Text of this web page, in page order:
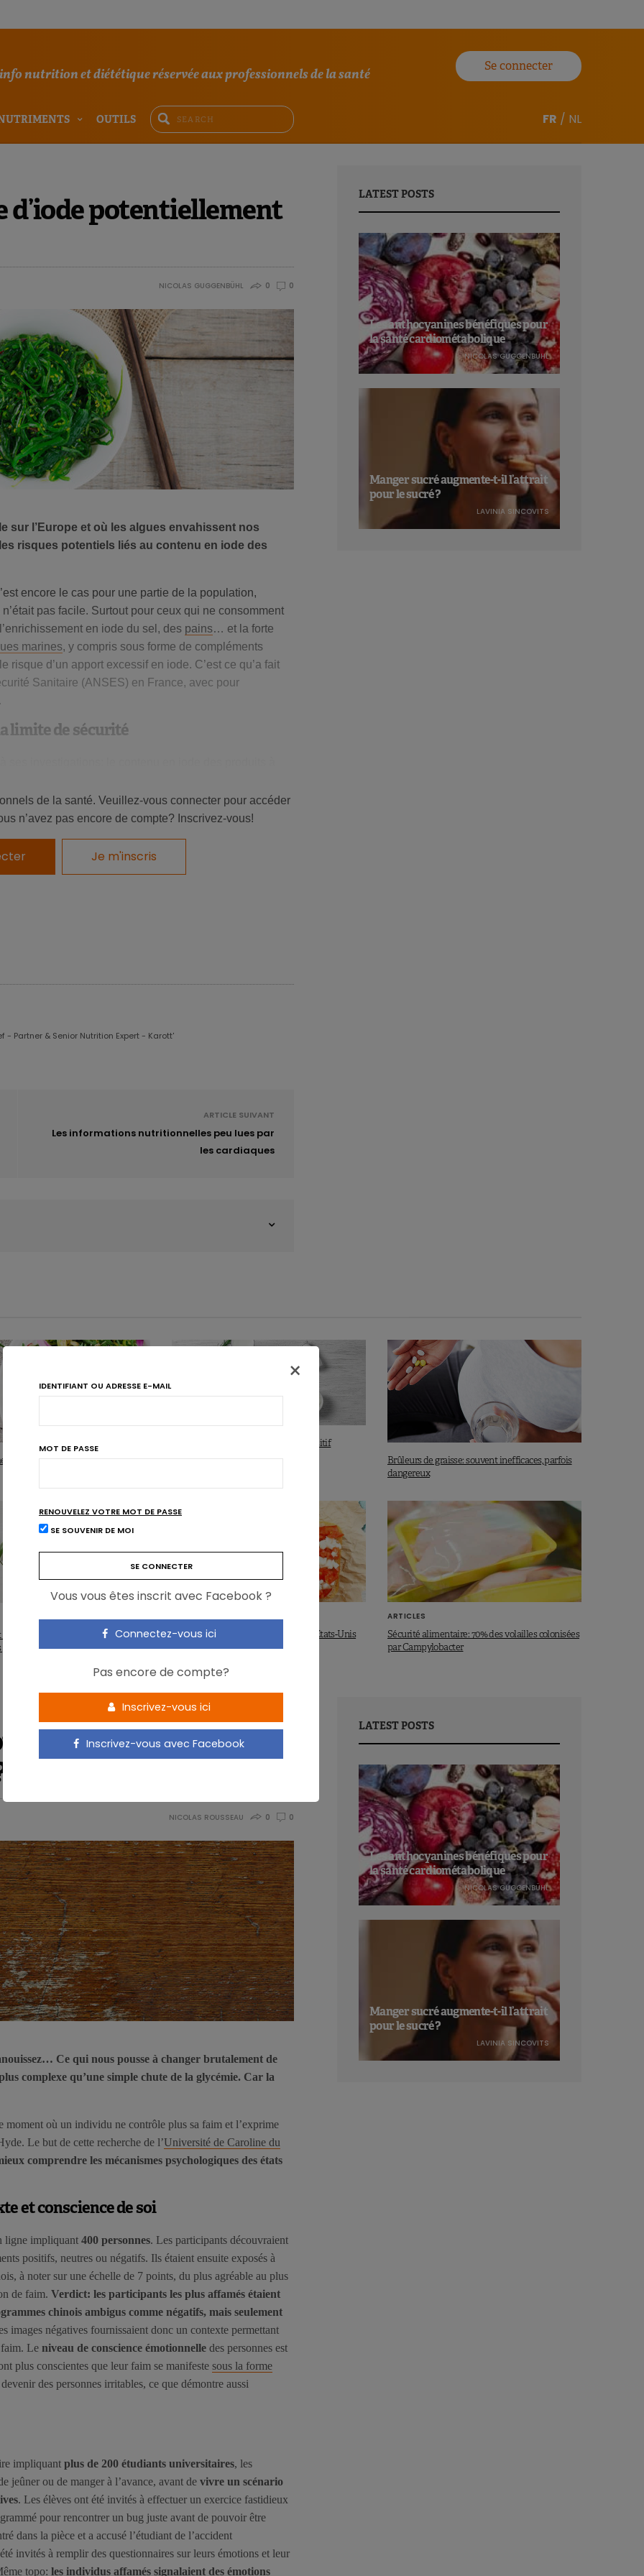
nutrition et diététique réservée aux professionnels de la santé
Se connecter
OUTILS FR / NL
d’iode potentiellement
NICOLAS GUGGENBÜHL 0 0
sur l’Europe et où les algues envahissent nos
risques potentiels liés au contenu en iode des
encore le cas pour une partie de la population,
pas facile. Surtout pour ceux qui ne consomment
en iode du sel, des pains… et la forte
marines, y compris sous forme de compléments
risque d’un apport excessif en iode. C’est ce qu’a fait
Sanitaire (ANSES) en France, avec pour
limite de sécurité
en iode sont les algues brunes laminaires et l’algue
l’Agence estimeque la consommation
lorsque l’on cumule consommation d’algues
plus vulnérables à l’excès d’iode. Il s’agit:
un
de produits à base d’algues de leurs
d’algues est élevée, les algues font
de la santé. Veuillez-vous connecter pour accéder
n’avez pas encore de compte? Inscrivez-vous!
Je m'inscris
Partner & Senior Nutrition Expert - Karott'
ARTICLE SUIVANT
Les informations nutritionnelles peu lues par
les cardiaques
LATEST POSTS
Les anthocyanines bénéfiques pour
la santé cardiométabolique
NICOLAS GUGGENBÜHL
Manger sucré augmente-t-il l’attrait
pour le sucré ?
LAVINIA SINCOVITS
: 3 nutriments à tenir à l’œil
Produits laitiers et santé: un bilan positif
Brûleurs de graisse: souvent inefficaces, parfois
dangereux
en garde contre la présence
pyrrolizidiniques dans le thé
Acides gras trans: jugés pas sûrs aux États-Unis
ARTICLES
Sécurité alimentaire: 70% des volailles colonisées
par Campylobacter
influence
NICOLAS ROUSSEAU 0 0
Ce qui nous pousse à changer brutalement de
complexe qu’une simple chute de la glycémie. Car la
moment où un individu ne contrôle plus sa faim et l’exprime
Le but de cette recherche de l’Université de Caroline du
comprendre les mécanismes psychologiques des états
et conscience de soi
ligne impliquant 400 personnes. Les participants découvraient
positifs, neutres ou négatifs. Ils étaient ensuite exposés à
à noter sur une échelle de 7 points, du plus agréable au plus
de faim. Verdict: les participants les plus affamés étaient
chinois ambigus comme négatifs, mais seulement
images négatives fournissaient donc un contexte permettant
faim. Le niveau de conscience émotionnelle des personnes est
plus conscientes que leur faim se manifeste sous la forme
des personnes irritables, ce que démontre aussi
impliquant plus de 200 étudiants universitaires, les
jeûner ou de manger à l’avance, avant de vivre un scénario
. Les élèves ont été invités à effectuer un exercice fastidieux
pour rencontrer un bug juste avant de pouvoir être
dans la pièce et a accusé l’étudiant de l’accident
invités à remplir des questionnaires sur leurs émotions et leur
topo: les individus affamés signalaient des émotions
LATEST POSTS
Les anthocyanines bénéfiques pour
la santé cardiométabolique
NICOLAS GUGGENBÜHL
Manger sucré augmente-t-il l’attrait
pour le sucré ?
LAVINIA SINCOVITS
×
IDENTIFIANT OU ADRESSE E-MAIL
MOT DE PASSE
RENOUVELEZ VOTRE MOT DE PASSE
SE SOUVENIR DE MOI
Vous vous êtes inscrit avec Facebook ?
Connectez-vous ici
Pas encore de compte?
Inscrivez-vous ici
Inscrivez-vous avec Facebook